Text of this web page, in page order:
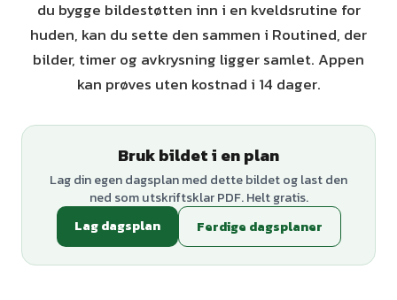
du bygge bildestøtten inn i en kveldsrutine for
huden, kan du sette den sammen i Routined, der
bilder, timer og avkrysning ligger samlet. Appen
kan prøves uten kostnad i 14 dager.
Bruk bildet i en plan
Lag din egen dagsplan med dette bildet og last den
ned som utskriftsklar PDF. Helt gratis.
Lag dagsplan
Ferdige dagsplaner